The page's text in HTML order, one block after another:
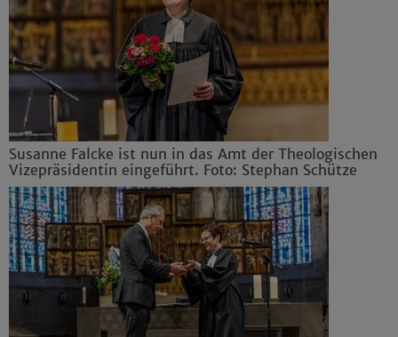
Susanne Falcke ist nun in das Amt der Theologischen
Vizepräsidentin eingeführt. Foto: Stephan Schütze